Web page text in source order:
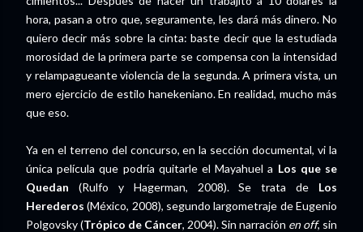
hora, pasan a otro que, seguramente, les dará más dinero. No
quiero decir más sobre la cinta: baste decir que la estudiada
morosidad de la primera parte se compensa con la intensidad
y relampagueante violencia de la segunda. A primera vista, un
mero ejercicio de estilo hanekeniano. En realidad, mucho más
que eso.
Ya en el terreno del concurso, en la sección documental, vi la
única película que podría quitarle el Mayahuel a Los que se
Quedan (Rulfo y Hagerman, 2008). Se trata de Los
Herederos (México, 2008), segundo largometraje de Eugenio
Polgovsky (Trópico de Cáncer, 2004). Sin narración en off, sin